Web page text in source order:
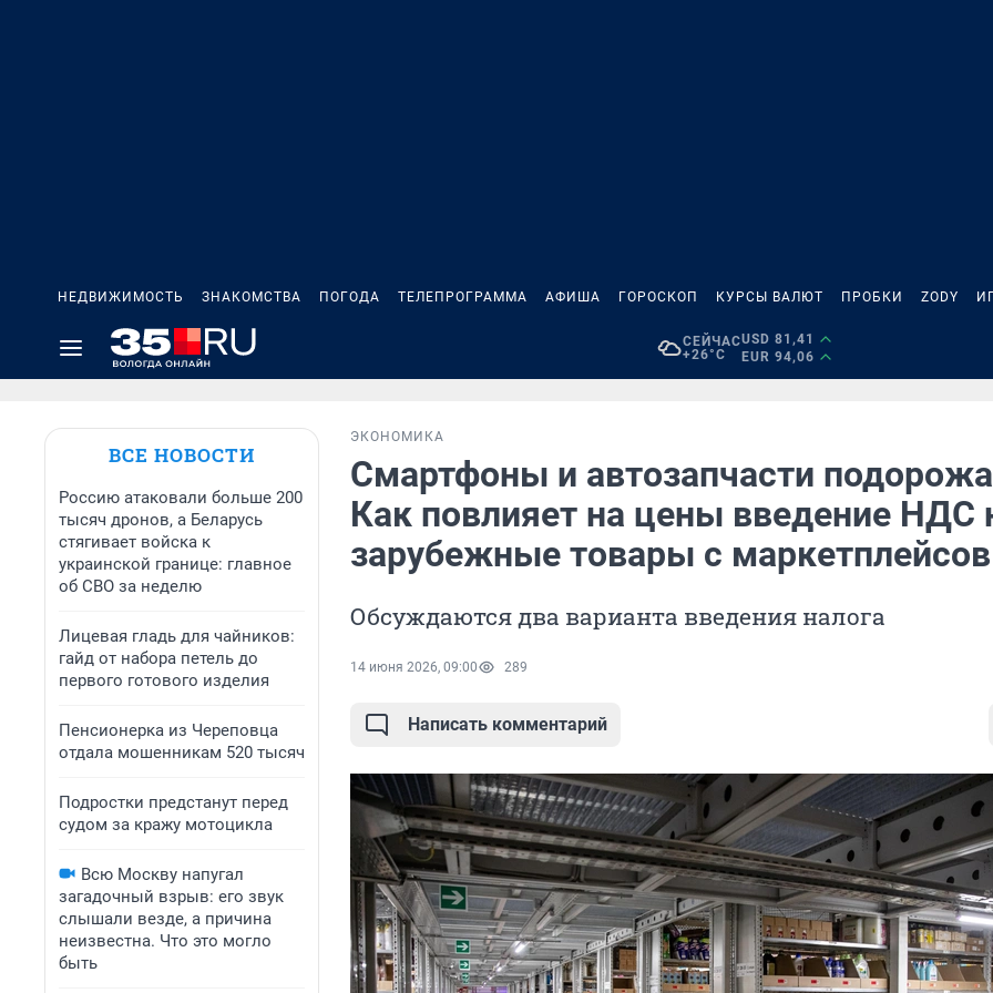
НЕДВИЖИМОСТЬ ЗНАКОМСТВА ПОГОДА ТЕЛЕПРОГРАММА АФИША ГОРОСКОП КУРСЫ ВАЛЮТ ПРОБКИ ZODY
СЕЙЧАС
+26°C
USD 81,41
EUR 94,06
ВСЕ НОВОСТИ
Россию атаковали больше 200
тысяч дронов, а Беларусь
стягивает войска к
украинской границе: главное
об СВО за неделю
Лицевая гладь для чайников:
гайд от набора петель до
первого готового изделия
Пенсионерка из Череповца
отдала мошенникам 520 тысяч
Подростки предстанут перед
судом за кражу мотоцикла
Всю Москву напугал
загадочный взрыв: его звук
слышали везде, а причина
неизвестна. Что это могло
быть
ЭКОНОМИКА
Смартфоны и автозапчасти
Как повлияет на цены введение НДС
зарубежные товары с маркетплейсов
Обсуждаются два варианта введения налога
14 июня 2026, 09:00 289
Написать комментарий